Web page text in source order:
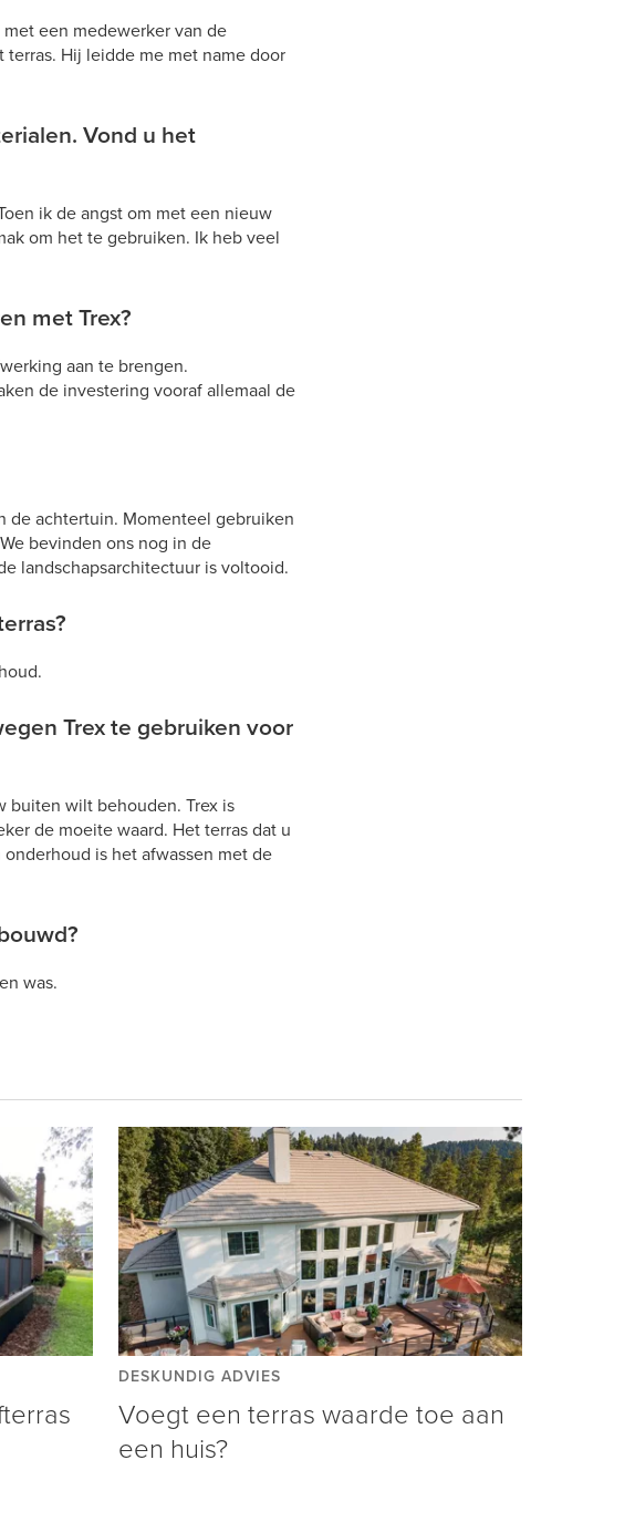
een medewerker van de
Hij leidde me met name door
Vond u het
ik de angst om met een nieuw
om het te gebruiken. Ik heb veel
met Trex?
aan te brengen.
de investering vooraf allemaal de
de achtertuin. Momenteel gebruiken
bevinden ons nog in de
landschapsarchitectuur is voltooid.
Trex te gebruiken voor
buiten wilt behouden. Trex is
de moeite waard. Het terras dat u
is het afwassen met de
was.
DESKUNDIG ADVIES
Voegt een terras waarde toe aan
een huis?